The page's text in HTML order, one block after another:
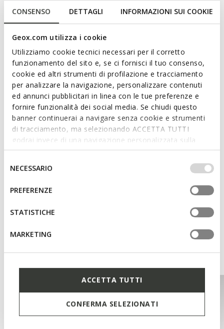
CONSENSO DETTAGLI INFORMAZIONI SUI COOKIE
Geox.com utilizza i cookie
Utilizziamo cookie tecnici necessari per il corretto
funzionamento del sito e, se ci fornisci il tuo consenso,
cookie ed altri strumenti di profilazione e tracciamento
per analizzare la navigazione, personalizzare contenuti
ed annunci pubblicitari in linea con le tue preferenze e
fornire funzionalità dei social media. Se chiudi questo
banner continuerai a navigare senza cookie e strumenti
di tracciamento, ma selezionando ACCETTA TUTTI
godrai invece di una navigazione personalizzata sulla
base dei tuoi gusti ed interessi. Selezionando
IMPOSTAZIONI potrai anche scegliere quali cookies ed
altri strumenti di tracciamento autorizzare. Per maggiori
informazioni o per modificare in qualsiasi momento le
tue impostazioni, visita la nostra
consenso
NECESSARIO
PREFERENZE
STATISTICHE
MARKETING
ACCETTA TUTTI
CONFERMA SELEZIONATI
A dynamic, city sandal for women, offering cushioning and
breathability. In this version, which mixes peach and beige, it
is made from a pleasant combination of suede and smooth
outsole, Xand 2S is perfect for everyday casual looks.
ITEM CODE:D65PAA02243C8155
Features
Thickness of sole: 3 cm / 1,2"
Buckle on the strap to adjust the fit
Materials
You may also like